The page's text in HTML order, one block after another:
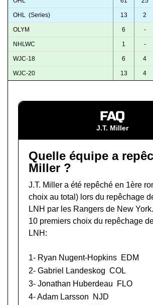
OHL (Series) 13 2
OLYM 6 -
NHLWC 1 -
WJC-18 6 4
WJC-20 13 4
FAQ
J.T. Miller
Quelle équipe a
Miller ?
J.T. Miller a été repêché en 1ère
choix au total) lors du repêchage
LNH par les Rangers de New
10 premiers choix du repêchage
LNH:
1- Ryan Nugent-Hopkins EDM
2- Gabriel Landeskog COL
3- Jonathan Huberdeau
FLO
4-Adam Larsson
NJD